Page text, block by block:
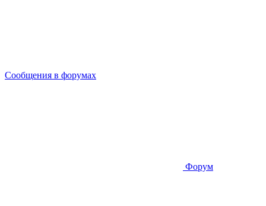
Сообщения в форумах
Форум